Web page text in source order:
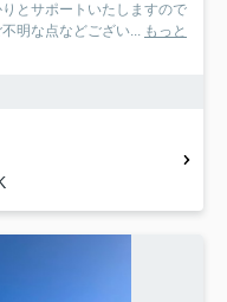
とサポートいたしますので
明な点などござい... もっと